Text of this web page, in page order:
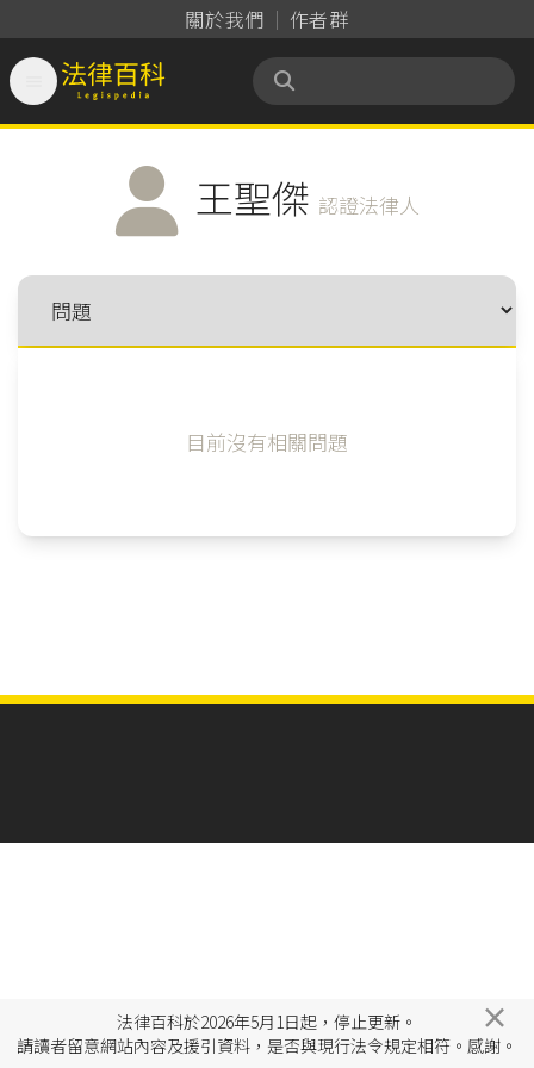
關於我們 作者群
法律百科 Legispedia
王聖傑 認證法律人
目前沒有相關問題
法律百科於2026年5月1日起，停止更新。
請讀者留意網站內容及援引資料，是否與現行法令規定相符。感謝。
×